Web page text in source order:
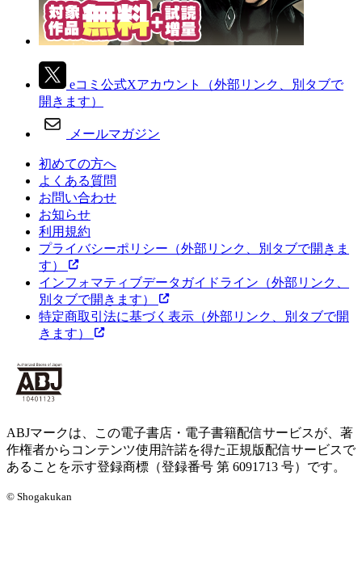
eコミ公式Xアカウント
（外部リンク、別タブで
開きます）
メールマガジン
初めての方へ
よくある質問
お問い合わせ
お知らせ
利用規約
プライバシーポリシー （外部リンク、別タブで開きま
す）
インフォマティブデータガイドライン （外部リンク、
別タブで開きます）
特定商取引法に基づく表示 （外部リンク、別タブで開
きます）
ABJマークは、この電子書店・電子書籍配信サービスが、著
作権者からコンテンツ使用許諾を得た正規版配信サービスで
あることを示す登録商標（登録番号 第 6091713 号）です。
© Shogakukan